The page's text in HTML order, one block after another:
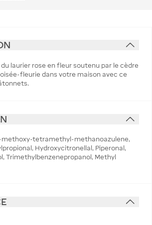
laurier rose en fleur soutenu par le cèdre
fleurie dans votre maison avec ce
methoxy-tetramethyl-methanoazulene,
Hydroxycitronellal, Piperonal,
Trimethylbenzenepropanol, Methyl